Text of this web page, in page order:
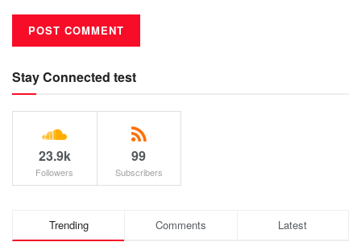
Stay Connected test
23.9k
Followers
99
Subscribers
Trending Comments Latest